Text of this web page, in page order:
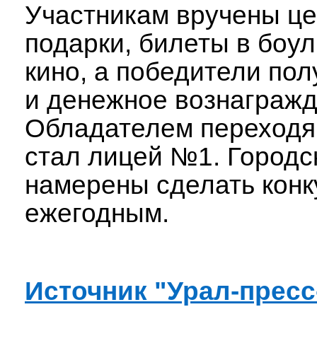
Участникам вручены
подарки, билеты в
кино, а победители
и денежное
Обладателем
стал лицей №1.
намерены сделать
ежегодным.
Источник "Урал-